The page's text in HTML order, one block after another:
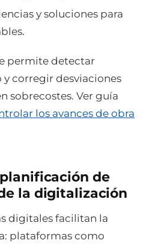
y soluciones para
permite detectar
corregir desviaciones
sobrecostes. Ver guía
los avances de obra
de
la digitalización
digitales facilitan la
plataformas como